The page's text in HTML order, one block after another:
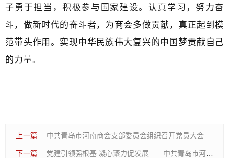
子勇于担当，积极参与国家建设。认真学习，努力奋
斗，做新时代的奋斗者，为商会多做贡献，真正起到模
范带头作用。实现中华民族伟大复兴的中国梦贡献自己
的力量。
上一篇 中共青岛市河南商会支部委员会组织召开党员大会
下一篇